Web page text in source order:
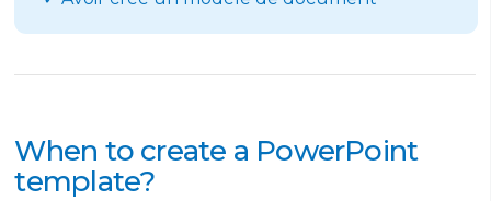
When to create a PowerPoint
template?